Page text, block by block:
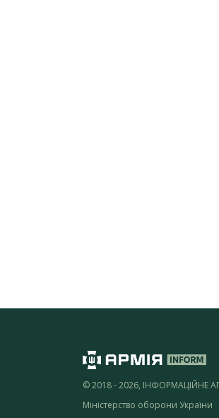
© 2018 - 2026, ІНФОРМАЦІЙНЕ
Міністерство оборони України